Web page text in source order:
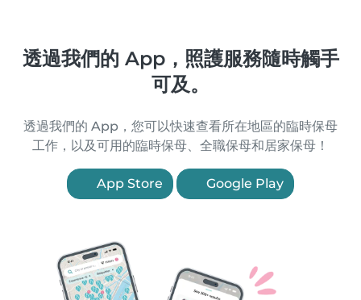
透過我們的 App，照護服務隨時觸手
可及。
透過我們的 App，您可以快速查看所在地區的臨時保母
工作，以及可用的臨時保母、全職保母和居家保母！
App Store Google Play